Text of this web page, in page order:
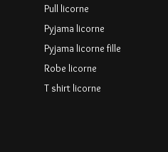
Pull licorne
Pyjama licorne
Pyjama licorne fille
Robe licorne
T shirt licorne